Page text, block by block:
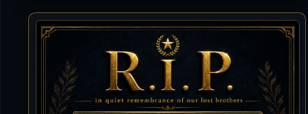
DieWildeHilde
10.07.2026 / 12:48
Happy Birthday Chickpea
DieWildeHilde
10.07.2026 / 10:08
Hallo meine Lieben!